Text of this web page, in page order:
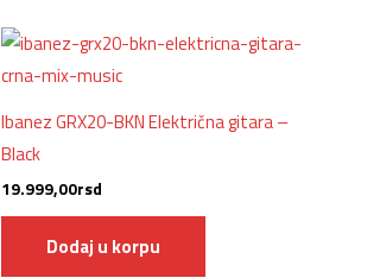
Ibanez GRX20-BKN Električna gitara –
Black
19.999,00rsd
Dodaj u korpu